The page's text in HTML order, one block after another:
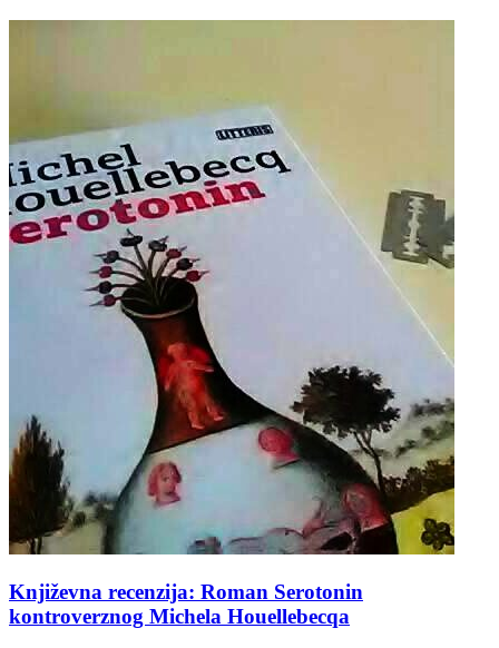
Književna recenzija: Roman Serotonin
kontroverznog Michela Houellebecqa